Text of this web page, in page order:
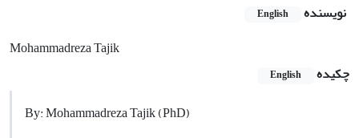
نویسنده English
Mohammadreza Tajik
چکیده
English
By: Mohammadreza Tajik (PhD)